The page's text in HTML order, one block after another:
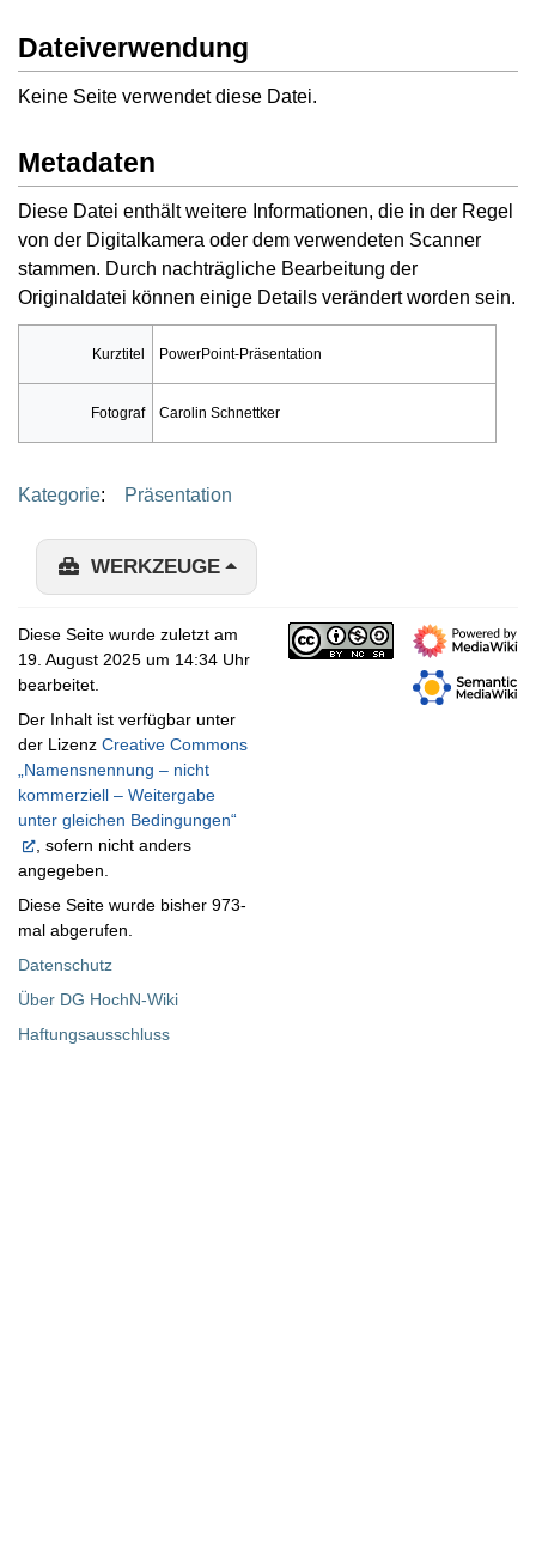
Dateiverwendung
Keine Seite verwendet diese Datei.
Metadaten
Diese Datei enthält weitere Informationen, die in der Regel
von der Digitalkamera oder dem verwendeten Scanner
stammen. Durch nachträgliche Bearbeitung der
Originaldatei können einige Details verändert worden sein.
Kurztitel PowerPoint-Präsentation
Fotograf Carolin Schnettker
Kategorie: Präsentation
WERKZEUGE
Diese Seite wurde zuletzt am
19. August 2025 um 14:34 Uhr
bearbeitet.
Der Inhalt ist verfügbar unter
der Lizenz Creative Commons
„Namensnennung – nicht
kommerziell – Weitergabe
unter gleichen Bedingungen“
, sofern nicht anders
angegeben.
Diese Seite wurde bisher 973-
mal abgerufen.
Datenschutz
Über DG HochN-Wiki
Haftungsausschluss